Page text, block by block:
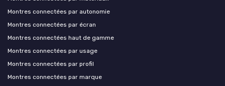
Montres connectées par autonomie
Montres connectées par écran
Montres connectées haut de gamme
Montres connectées par usage
Montres connectées par profil
Montres connectées par marque